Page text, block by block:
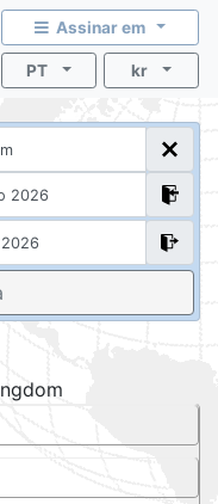
Assinar em
PT kr